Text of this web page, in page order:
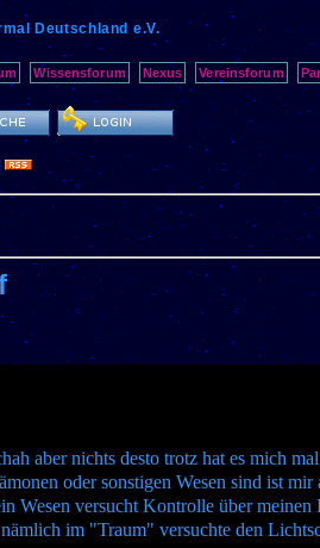
Deutschland e.V.
Wissensforum Nexus Vereinsforum
|
aber nichts desto trotz hat es mich
oder sonstigen Wesen sind ist mir
Wesen versucht Kontrolle über
im "Traum" versuchte den